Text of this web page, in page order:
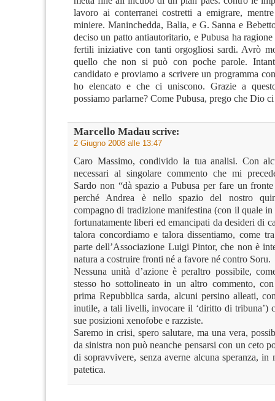
lavoro ai conterranei costretti a emigrare,
miniere. Maninchedda, Balia, e G. Sanna e
deciso un patto antiautoritario, e Pubusa ha
fertili iniziative con tanti orgogliosi sardi. Avrò
quello che non si può con poche parole.
candidato e proviamo a scrivere un programma
ho elencato e che ci uniscono. Grazie a
possiamo parlarne? Come Pubusa, prego che Dio
Marcello Madau scrive:
2 Giugno 2008 alle 13:47
Caro Massimo, condivido la tua analisi. Con
necessari al singolare commento che mi
Sardo non “dà spazio a Pubusa per fare un
perché Andrea è nello spazio del nostro
compagno di tradizione manifestina (con il quale in
fortunatamente liberi ed emancipati da desideri di
talora concordiamo e talora dissentiamo, come
parte dell’Associazione Luigi Pintor, che non è
natura a costruire fronti né a favore né contro Soru.
Nessuna unità d’azione è peraltro possibile,
stesso ho sottolineato in un altro commento,
prima Repubblica sarda, alcuni persino alleati,
inutile, a tali livelli, invocare il ‘diritto di tribuna’)
sue posizioni xenofobe e razziste.
Saremo in crisi, spero salutare, ma una vera,
da sinistra non può neanche pensarsi con un ceto
di sopravvivere, senza averne alcuna speranza, in
patetica.